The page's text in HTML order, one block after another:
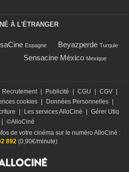
À L'ÉTRANGER
Espagne Beyazperde Turquie
Sensacine México Mexique
Recrutement | Publicité | CGU | CGV |
cookies | Données Personnelles |
| Les services AlloCiné | Gérer Utiq
| ©AlloCiné
de votre cinéma sur le numéro AlloCiné :
892 (0,90€/minute)